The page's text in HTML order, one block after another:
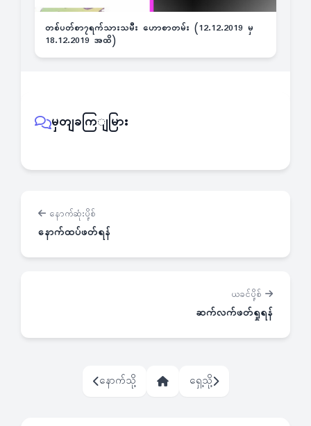
တစ်ပတ်စာ၇ရက်သားသမီး ဟောစာတမ်း (12.12.2019 မှ
18.12.2019 အထိ)
မှတျခကြျမြား
နောက်ဆုံးပို့စ်
နောက်ထပ်ဖတ်ရန်
ယခင်ပို့စ်
ဆက်လက်ဖတ်ရှုရန်
နောက်သို့ ရှေ့သို့